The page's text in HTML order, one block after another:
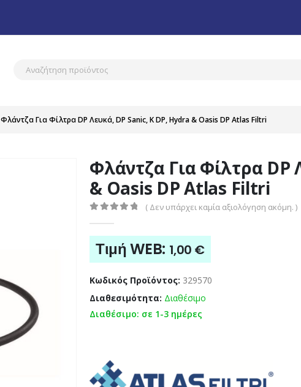
Φλάντζα Για Φίλτρα DP Λευκά, DP Sanic, K DP, Hydra & Oasis DP Atlas Filtri
Φλάντζα Για Φίλτρα DP
& Oasis DP Atlas Filtri
( Δεν υπάρχει καμία αξιολόγηση ακόμη. )
Τιμή WEB: 1,00 €
Κωδικός Προϊόντος: 329570
Διαθεσιμότητα: Διαθέσιμο
Διαθέσιμο: σε 1-3 ημέρες